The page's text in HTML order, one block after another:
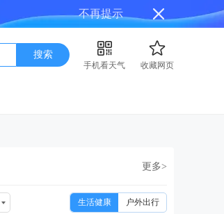
不再提示
搜索
手机看天气
收藏网页
周三 周四
更多>
生活健康 户外出行